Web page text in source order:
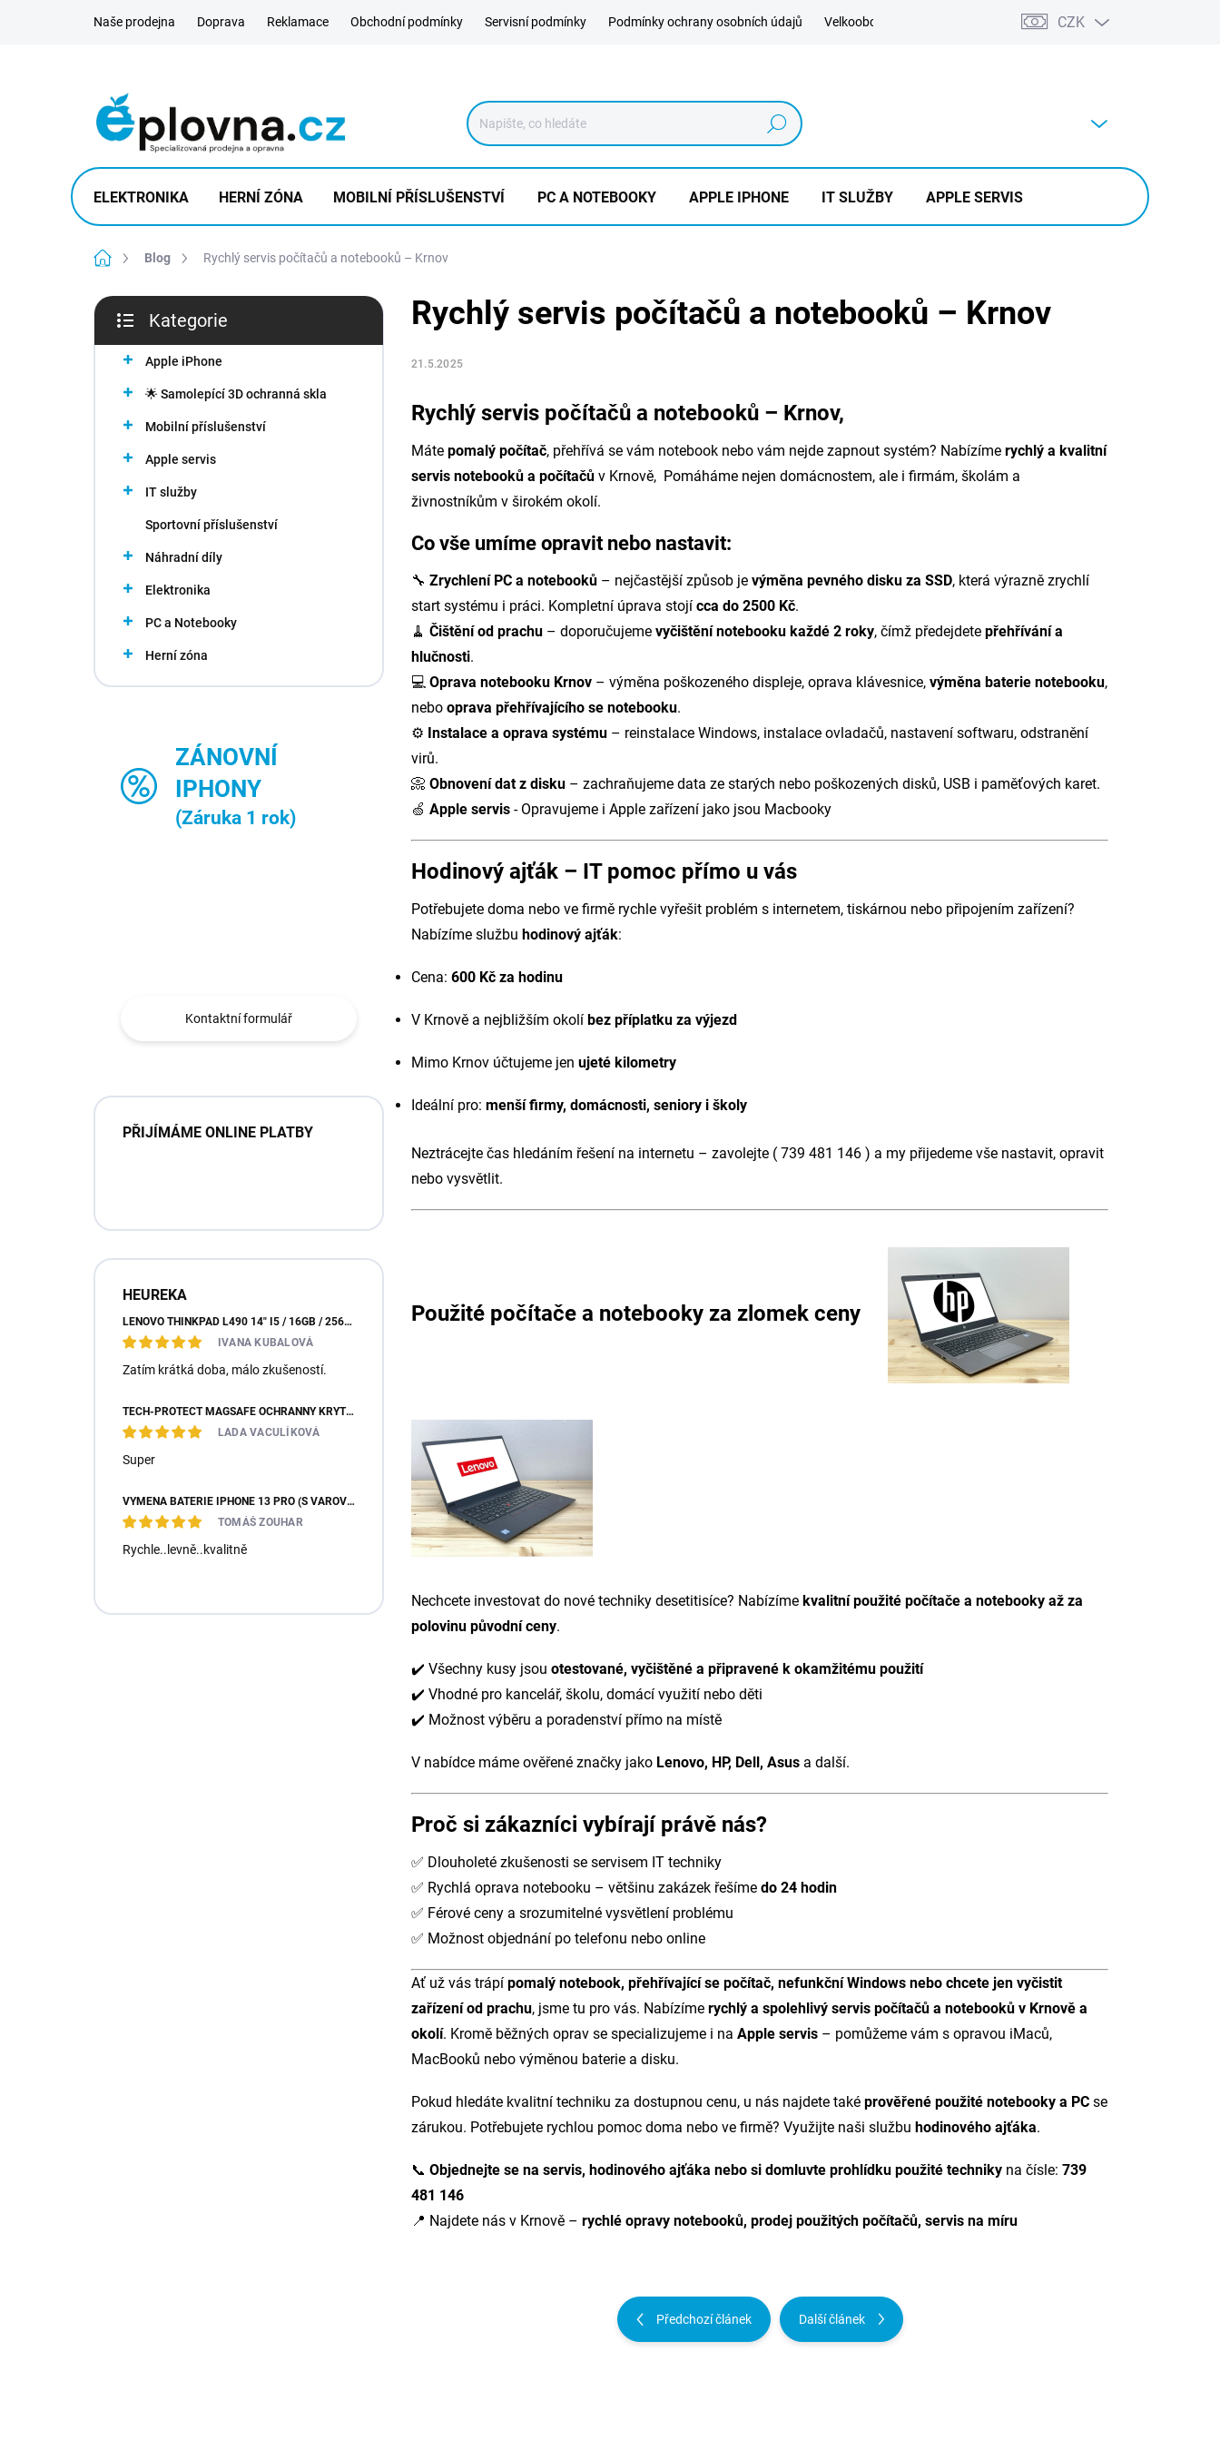
Naše prodejna Doprava Reklamace Obchodní podmínky Servisní podmínky Podmínky ochrany osobních údajů Velkoobchod Výkup CZK
Hledat
ELEKTRONIKA HERNÍ ZÓNA MOBILNÍ PŘÍSLUŠENSTVÍ PC A NOTEBOOKY APPLE IPHONE IT SLUŽBY APPLE SERVIS
Domů Blog Rychlý servis počítačů a notebooků – Krnov
P
s
kategorie
Kategorie
Apple iPhone
🌟 Samolepící 3D ochranná skla
Mobilní příslušenství
Apple servis
IT služby
Sportovní příslušenství
Náhradní díly
Elektronika
PC a Notebooky
Herní zóna
ZÁNOVNÍ
IPHONY
(Záruka 1 rok)
Kontaktní formulář
PŘIJÍMÁME ONLINE PLATBY
HEUREKA
LENOVO THINKPAD L490 14" I5 / 16GB / 256GB SSD / WIN 11 PROFESSIONAL
IVANA KUBALOVÁ
Zatím krátká doba, málo zkušeností.
TECH-PROTECT MAGSAFE OCHRANNÝ KRYT PRO IPHONE 17 - GLITTER
LADA VACULÍKOVÁ
Super
VÝMĚNA BATERIE IPHONE 13 PRO (S VAROVNOU HLÁŠKOU / 100% KONDICE)
TOMÁŠ ZOUHAR
Rychle..levně..kvalitně
Rychlý servis počítačů a notebooků – Krnov
21.5.2025
Rychlý servis počítačů a notebooků – Krnov,
Máte pomalý počítač, přehřívá se vám notebook nebo vám nejde zapnout systém? Nabízíme rychlý a kvalitní
servis notebooků a počítačů v Krnově, Pomáháme nejen domácnostem, ale i firmám, školám a
živnostníkům v širokém okolí.
Co vše umíme opravit nebo nastavit:
🔧 Zrychlení PC a notebooků – nejčastější způsob je výměna pevného disku za SSD, která výrazně zrychlí
start systému i práci. Kompletní úprava stojí cca do 2500 Kč.
🧹 Čištění od prachu – doporučujeme vyčištění notebooku každé 2 roky, čímž předejdete přehřívání a
hlučnosti.
💻 Oprava notebooku Krnov – výměna poškozeného displeje, oprava klávesnice, výměna baterie notebooku,
nebo oprava přehřívajícího se notebooku.
⚙️ Instalace a oprava systému – reinstalace Windows, instalace ovladačů, nastavení softwaru, odstranění
virů.
📀 Obnovení dat z disku – zachraňujeme data ze starých nebo poškozených disků, USB i paměťových karet.
🍏 Apple servis - Opravujeme i Apple zařízení jako jsou Macbooky
Hodinový ajťák – IT pomoc přímo u vás
Potřebujete doma nebo ve firmě rychle vyřešit problém s internetem, tiskárnou nebo připojením zařízení?
Nabízíme službu hodinový ajťák:
Cena: 600 Kč za hodinu
V Krnově a nejbližším okolí bez příplatku za výjezd
Mimo Krnov účtujeme jen ujeté kilometry
Ideální pro: menší firmy, domácnosti, seniory i školy
Neztrácejte čas hledáním řešení na internetu – zavolejte ( 739 481 146 ) a my přijedeme vše nastavit, opravit
nebo vysvětlit.
Použité počítače a notebooky za zlomek ceny
Nechcete investovat do nové techniky desetitisíce? Nabízíme kvalitní použité počítače a notebooky až za
polovinu původní ceny.
✔️ Všechny kusy jsou otestované, vyčištěné a připravené k okamžitému použití
✔️ Vhodné pro kancelář, školu, domácí využití nebo děti
✔️ Možnost výběru a poradenství přímo na místě
V nabídce máme ověřené značky jako Lenovo, HP, Dell, Asus a další.
Proč si zákazníci vybírají právě nás?
✅ Dlouholeté zkušenosti se servisem IT techniky
✅ Rychlá oprava notebooku – většinu zakázek řešíme do 24 hodin
✅ Férové ceny a srozumitelné vysvětlení problému
✅ Možnost objednání po telefonu nebo online
Ať už vás trápí pomalý notebook, přehřívající se počítač, nefunkční Windows nebo chcete jen vyčistit
zařízení od prachu, jsme tu pro vás. Nabízíme rychlý a spolehlivý servis počítačů a notebooků v Krnově a
okolí. Kromě běžných oprav se specializujeme i na Apple servis – pomůžeme vám s opravou iMaců,
MacBooků nebo výměnou baterie a disku.
Pokud hledáte kvalitní techniku za dostupnou cenu, u nás najdete také prověřené použité notebooky a PC se
zárukou. Potřebujete rychlou pomoc doma nebo ve firmě? Využijte naši službu hodinového ajťáka.
📞 Objednejte se na servis, hodinového ajťáka nebo si domluvte prohlídku použité techniky na čísle: 739
481 146
📍 Najdete nás v Krnově – rychlé opravy notebooků, prodej použitých počítačů, servis na míru
Předchozí článek Další článek